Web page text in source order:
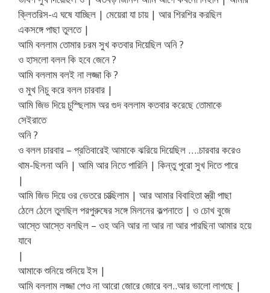
ক্লিতরিস-এ ঘষে যাচ্ছিল | মেয়েরা যা চায় | আর শিরশির করছিল
একসঙ্গে পাছা তুলতে |
আমি বললাম তোমার চরম সুখ কতবার দিয়েছিল অনি ?
ও হাসলো বলল কি হবে জেনে ?
আমি বললাম বলই না লজ্জা কি ?
ও মুখ নিচু করে বলল চারবার |
আমি জিভ দিয়ে চুস্ছিলাম অর গুদ বললাম কতবার করেছে তোমাকে
সেইরাতে
অনি ?
ও বলল চারবার – প্রতিবারেই আমাকে ঝরিয়ে দিয়েছিল ….চারবার করেও
থাম-ছিলনা অনি | আমি আর নিতে পারিনি | কিন্তু পুরো সুখ দিতে পারে
|
আমি জিভ দিয়ে ওর ভেতরে চাত্ছিলাম | আর আমার বিবাহিতা স্ত্রী পাছা
ঠেলে ঠেলে তুলছিল পরপুরুষের সঙ্গে মিলনের কল্পনাতে | ও চোখ বুজে
আস্তে আস্তে বলছিল – ওহ অনি আর না আর না আর পারছিনা আমার হয়ে
যাবে
|
আমাকে শুনিয়ে শুনিয়ে ইস |
আমি বললাম লজ্জা পেও না আরো জোরে জোরে বল..আর ভালো লাগছে |